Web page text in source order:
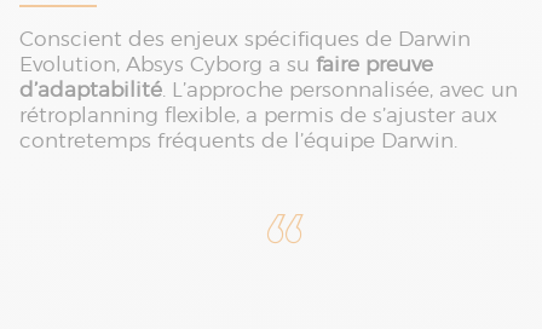
Conscient des enjeux spécifiques de Darwin
Evolution, Absys Cyborg a su faire preuve
d’adaptabilité. L’approche personnalisée, avec un
rétroplanning flexible, a permis de s’ajuster aux
contretemps fréquents de l’équipe Darwin.